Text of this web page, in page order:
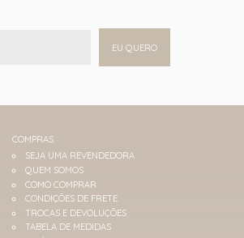
EU QUERO
COMPRAS
SEJA UMA REVENDEDORA
QUEM SOMOS
COMO COMPRAR
CONDIÇÕES DE FRETE
TROCAS E DEVOLUÇÕES
TABELA DE MEDIDAS